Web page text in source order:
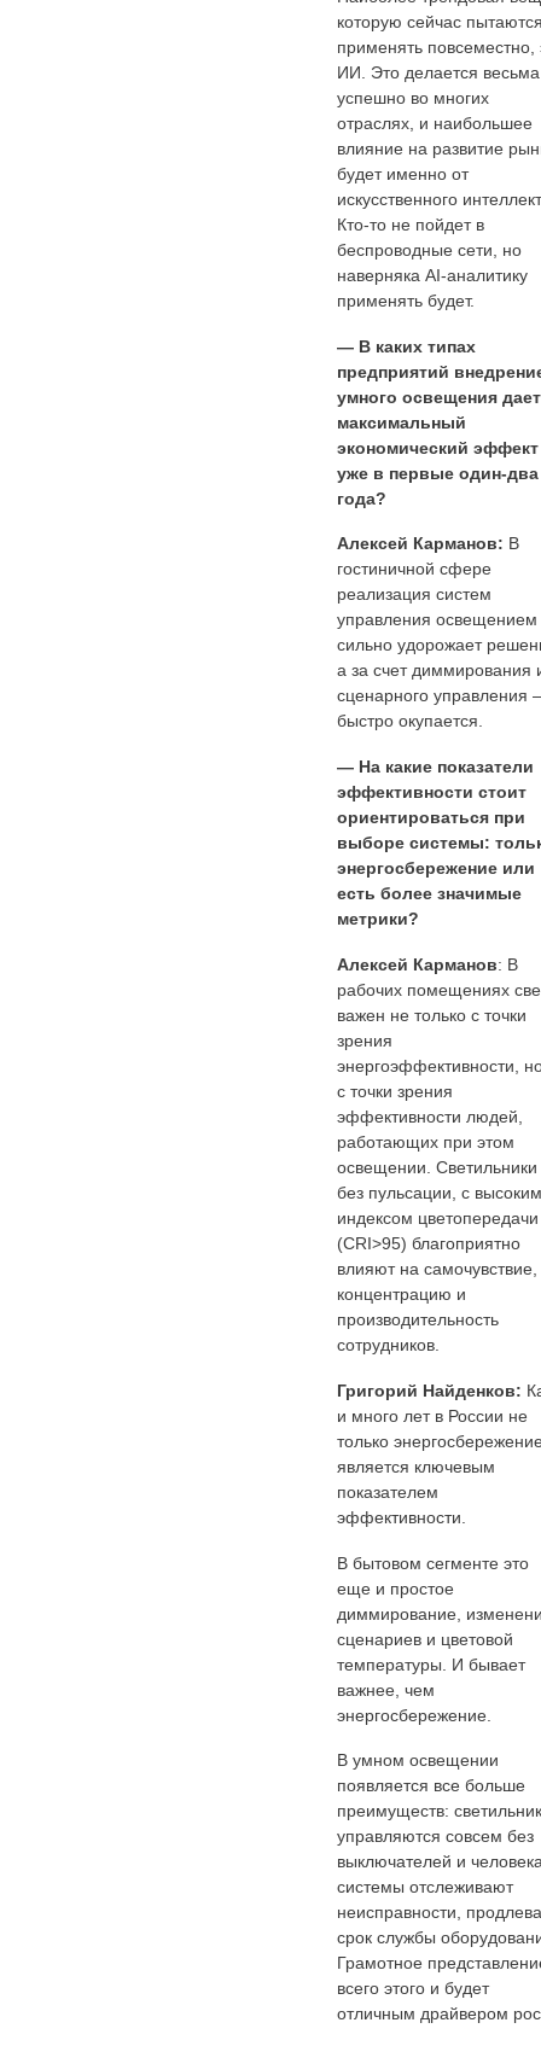
которую сейчас
применять повсеместно,
ИИ. Это делается весьма
успешно во многих
отраслях, и наибольшее
влияние на развитие
будет именно от
искусственного
Кто-то не пойдет в
беспроводные сети, но
наверняка AI-аналитику
применять будет.
— В каких типах
предприятий
умного освещения дает
максимальный
экономический эффект
уже в первые один-два
года?
Алексей Карманов: В
гостиничной сфере
реализация систем
управления освещением
сильно удорожает
а за счет диммирования
сценарного управления
быстро окупается.
— На какие показатели
эффективности стоит
ориентироваться при
выборе системы:
энергосбережение или
есть более значимые
метрики?
Алексей Карманов: В
рабочих помещениях
важен не только с точки
зрения
энергоэффективности,
с точки зрения
эффективности людей,
работающих при этом
освещении. Светильники
без пульсации, с высоким
индексом цветопередачи
(CRI>95) благоприятно
влияют на самочувствие,
концентрацию и
производительность
сотрудников.
Григорий Найденков:
и много лет в России не
только
является ключевым
показателем
эффективности.
В бытовом сегменте это
еще и простое
диммирование,
сценариев и цветовой
температуры. И бывает
важнее, чем
энергосбережение.
В умном освещении
появляется все больше
преимуществ:
управляются совсем без
выключателей и
системы отслеживают
неисправности,
срок службы
Грамотное
всего этого и будет
отличным драйвером